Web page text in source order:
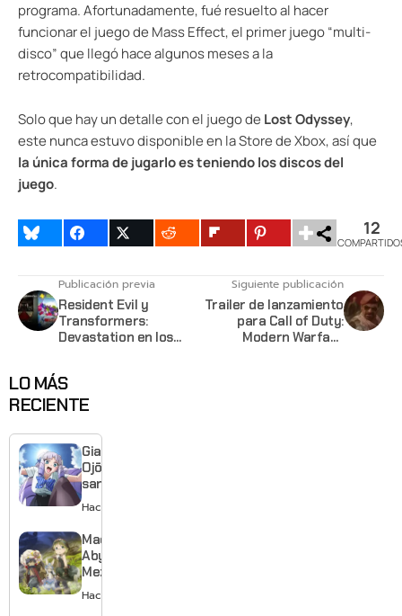
programa. Afortunadamente, fué resuelto al hacer
funcionar el juego de Mass Effect, el primer juego “multi-
disco” que llegó hace algunos meses a la
retrocompatibilidad.
Solo que hay un detalle con el juego de Lost Odyssey,
este nunca estuvo disponible en la Store de Xbox, así que
la única forma de jugarlo es teniendo los discos del
juego.
12
Publicación previa
Resident Evil y
Transformers:
Devastation en los
Playstation
Siguiente publicación
Trailer de lanzamiento
para Call of Duty:
Modern Warfare
LO MÁS
RECIENTE
Giant
Ojō-
sama
revela
visual y
confirma
estreno
para
enero de
2027
Hace 1 día
Made in
Abyss:
Mezameru
Shinpi
revela
Hace 2 días